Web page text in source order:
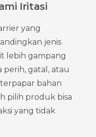
Iritasi
yang
jenis
lebih gampang
perih, gatal, atau
bahan
pilih produk bisa
yang tidak